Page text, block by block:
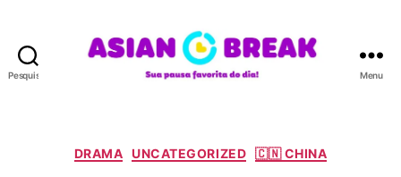
Pesquisar
A
Menu
C
DRAMA UNCATEGORIZED 🇨🇳 CHINA